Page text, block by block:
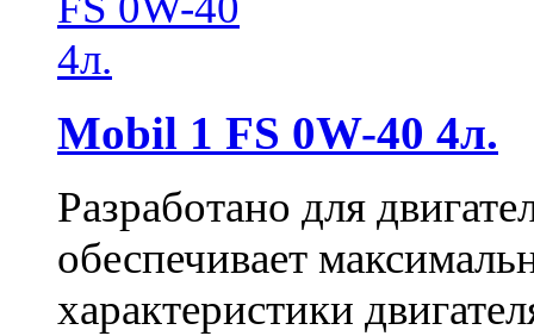
Mobil 1 FS 0W-40 4л.
Разработано для
обеспечивает
характеристики